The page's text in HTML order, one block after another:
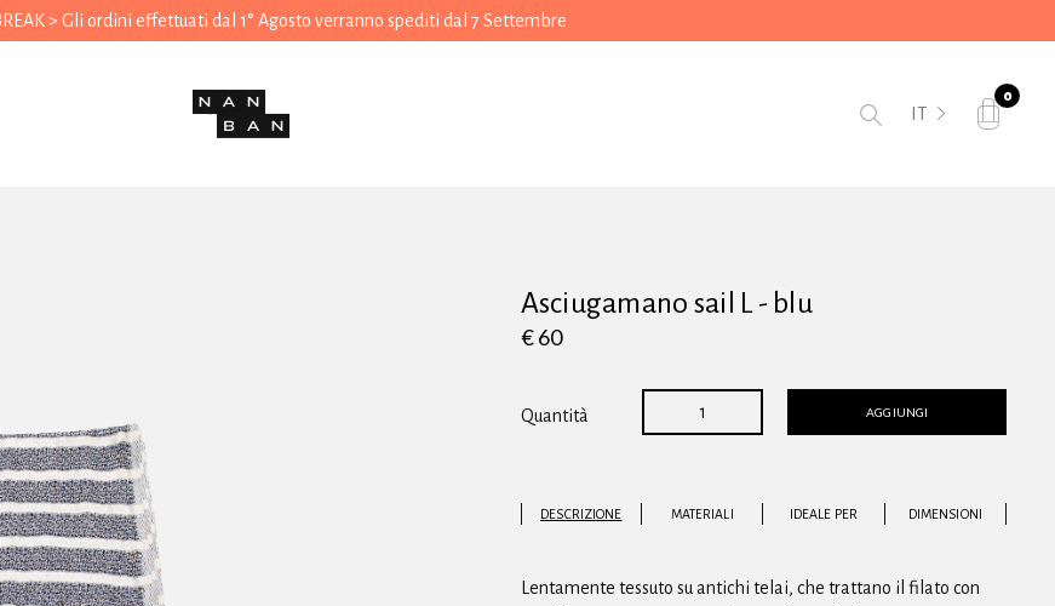
> Gli ordini effettuati dal 1° Agosto verranno spediti dal 7 Settembre
IT
0
Asciugamano sail L - blu
€ 60
Quantità AGGIUNGI
DESCRIZIONE MATERIALI IDEALE PER DIMENSIONI
Lentamente tessuto su antichi telai, che trattano il filato con